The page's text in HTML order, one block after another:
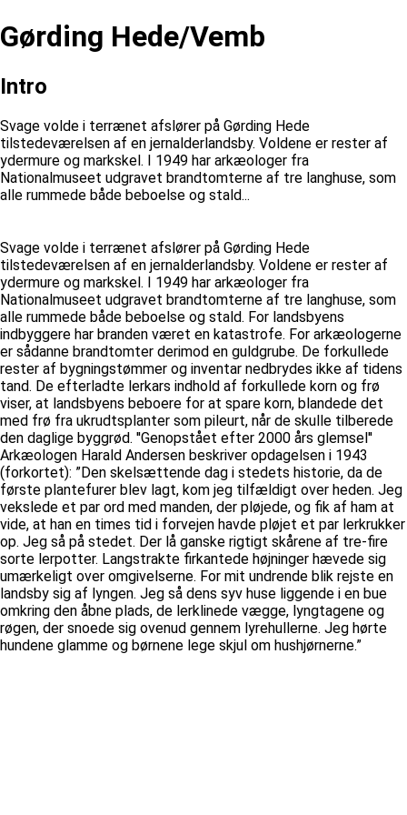
Gørding Hede/Vemb
Intro
Svage volde i terrænet afslører på Gørding Hede
tilstedeværelsen af en jernalderlandsby. Voldene er rester af
ydermure og markskel. I 1949 har arkæologer fra
Nationalmuseet udgravet brandtomterne af tre langhuse, som
alle rummede både beboelse og stald...
Svage volde i terrænet afslører på Gørding Hede
tilstedeværelsen af en jernalderlandsby. Voldene er rester af
ydermure og markskel. I 1949 har arkæologer fra
Nationalmuseet udgravet brandtomterne af tre langhuse, som
alle rummede både beboelse og stald. For landsbyens
indbyggere har branden været en katastrofe. For arkæologerne
er sådanne brandtomter derimod en guldgrube. De forkullede
rester af bygningstømmer og inventar nedbrydes ikke af tidens
tand. De efterladte lerkars indhold af forkullede korn og frø
viser, at landsbyens beboere for at spare korn, blandede det
med frø fra ukrudtsplanter som pileurt, når de skulle tilberede
den daglige byggrød. ''Genopstået efter 2000 års glemsel''
Arkæologen Harald Andersen beskriver opdagelsen i 1943
(forkortet): ”Den skelsættende dag i stedets historie, da de
første plantefurer blev lagt, kom jeg tilfældigt over heden. Jeg
vekslede et par ord med manden, der pløjede, og fik af ham at
vide, at han en times tid i forvejen havde pløjet et par lerkrukker
op. Jeg så på stedet. Der lå ganske rigtigt skårene af tre-fire
sorte lerpotter. Langstrakte firkantede højninger hævede sig
umærkeligt over omgivelserne. For mit undrende blik rejste en
landsby sig af lyngen. Jeg så dens syv huse liggende i en bue
omkring den åbne plads, de lerklinede vægge, lyngtagene og
røgen, der snoede sig ovenud gennem lyrehullerne. Jeg hørte
hundene glamme og børnene lege skjul om hushjørnerne.”